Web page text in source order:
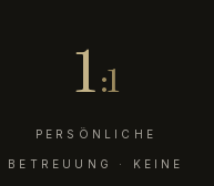
1:1
PERSÖNLICHE
BETREUUNG · KEINE